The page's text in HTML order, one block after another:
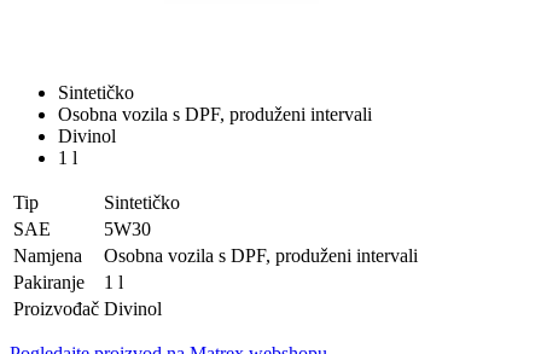
Sintetičko
Osobna vozila s DPF, produženi intervali
Divinol
1 l
Tip
Sintetičko
SAE
5W30
Namjena
Osobna vozila s DPF, produženi intervali
Pakiranje
1 l
Proizvođač Divinol